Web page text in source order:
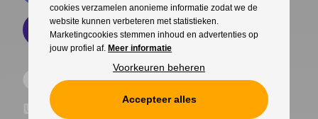
cookies verzamelen anonieme informatie zodat we de
website kunnen verbeteren met statistieken.
Marketingcookies stemmen inhoud en advertenties op
jouw profiel af. Meer informatie
Voorkeuren beheren
Accepteer alles